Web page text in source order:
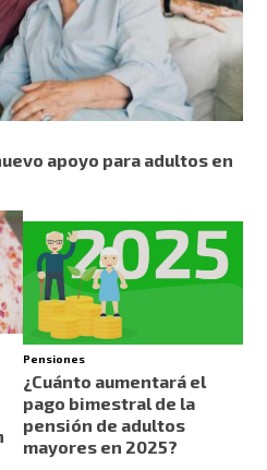
apoyo para adultos en
Pensiones
¿Cuánto aumentará el
pago bimestral de la
pensión de adultos
mayores en 2025?